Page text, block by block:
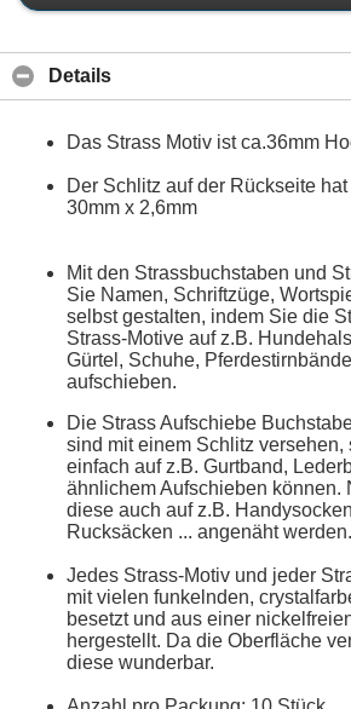
Details
Das Strass Motiv ist ca.36mm
Der Schlitz auf der Rückseite
30mm x 2,6mm
Mit den Strassbuchstaben und
Sie Namen, Schriftzüge,
selbst gestalten, indem Sie die
Strass-Motive auf z.B.
Gürtel, Schuhe,
aufschieben.
Die Strass Aufschiebe
sind mit einem Schlitz versehen,
einfach auf z.B. Gurtband,
ähnlichem Aufschieben können.
diese auch auf z.B.
Rucksäcken ... angenäht werden.
Jedes Strass-Motiv und jeder
mit vielen funkelnden,
besetzt und aus einer
hergestellt. Da die Oberfläche
diese wunderbar.